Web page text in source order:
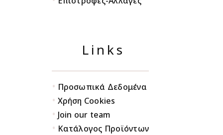
Links
• Προσωπικά Δεδομένα
• Χρήση Cookies
• Join our team
• Κατάλογος Προϊόντων